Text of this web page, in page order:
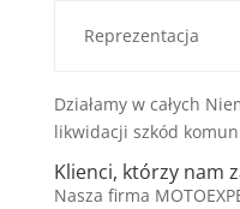
Reprezentacja
Działamy w całych
likwidacji szkód
Klienci, którzy nam
Nasza firma